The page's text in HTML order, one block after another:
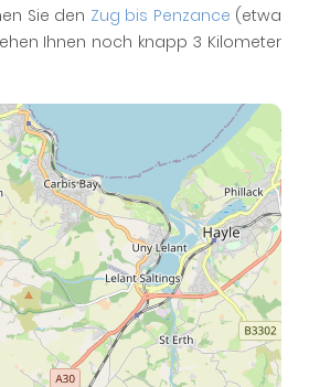
Sie den Zug bis Penzance (etwa
Ihnen noch knapp 3 Kilometer